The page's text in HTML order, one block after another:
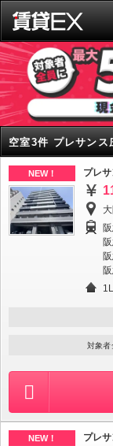
空室3件 プレサンス
NEW！ プレ
対象者
NEW！ プレ